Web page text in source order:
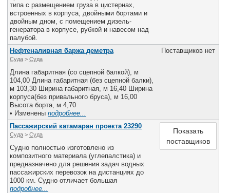
типа с размещением груза в цистернах,
встроенных в корпуса, двойными бортами и
двойным дном, с помещением дизель-
генератора в корпусе, рубкой и навесом над
палубой.
Нефтеналивная баржа деметра
Суда > Cуда
Длина габаритная (со сцепной балкой), м
104,00 Длина габаритная (без сцепной балки),
м 103,30 Ширина габаритная, м 16,40 Ширина
корпуса(без привального бруса), м 16,00
Высота борта, м 4,70
• Изменены подробнее...
Поставщиков нет
Пассажирский катамаран проекта 23290
Суда > Cуда
Судно полностью изготовлено из
композитного материала (углепалстика) и
предназначено для решения задач водных
пассажирских перевозок на дистанциях до
1000 км. Судно отличает большая
подробнее...
Показать
поставщиков